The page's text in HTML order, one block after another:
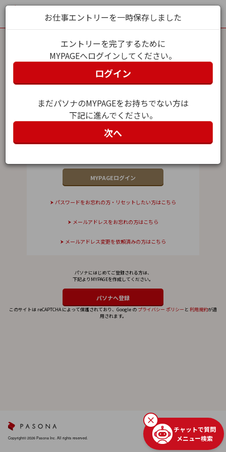
MYPAGEログイン
パスワード
パスワードをお忘れの方・リセットしたい方はこちら
メールアドレスをお忘れの方はこちら
メールアドレス変更を依頼済みの方はこちら
パソナにはじめてご登録される方は、
下記よりMYPAGEを作成してください。
このサイトは reCAPTCHA によって保護されており、Google の プライバシー ポリシー と 利用規約が適
用されます。
お仕事エントリーを一時保存しました
エントリーを完了するために
MYPAGEへログインしてください。
ログイン
まだパソナのMYPAGEをお持ちでない方は
下記に進んでください。
次へ
Copyright© 2026 Pasona Inc. All rights reserved.
チャットで質問
メニュー検索